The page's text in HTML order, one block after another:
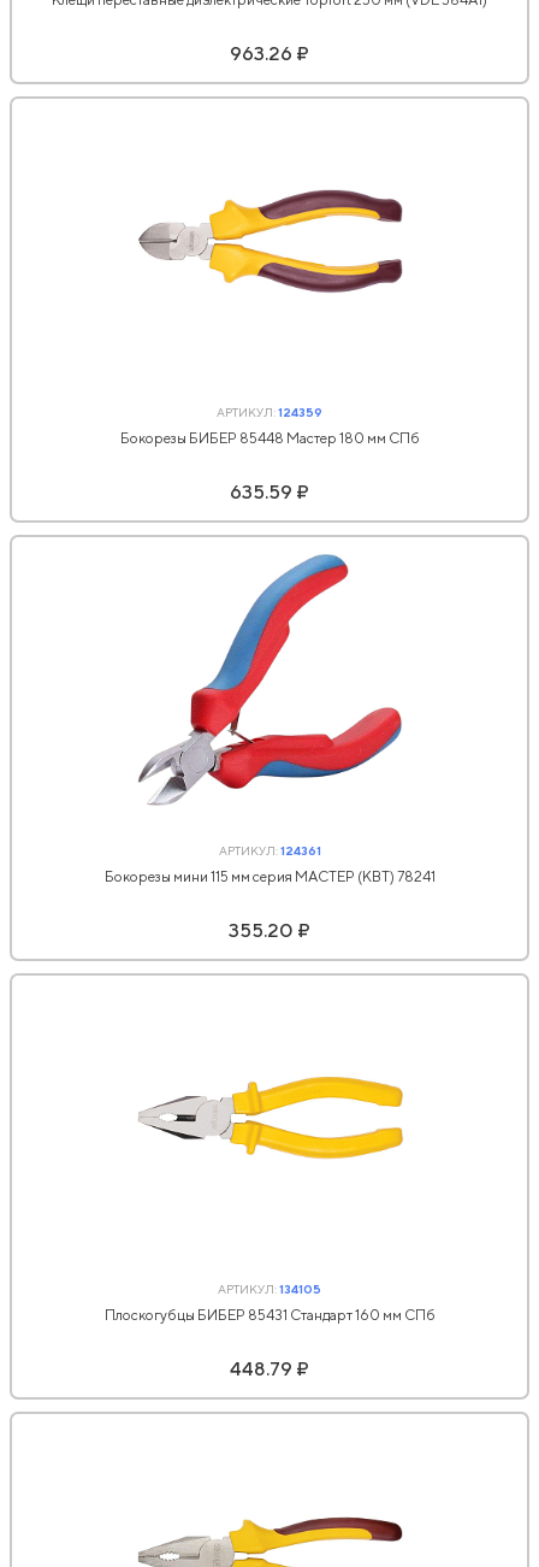
963.26 ₽
АРТИКУЛ:124359
Бокорезы БИБЕР 85448 Мастер 180 мм СПб
635.59 ₽
АРТИКУЛ:124361
Бокорезы мини 115 мм серия МАСТЕР (КВТ) 78241
355.20 ₽
АРТИКУЛ:134105
Плоскогубцы БИБЕР 85431 Стандарт 160 мм СПб
448.79 ₽